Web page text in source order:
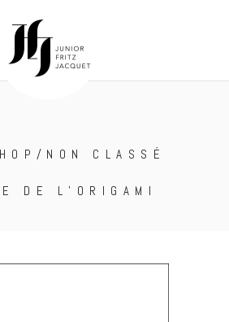
/NON CLASSÉ
DE L’ORIGAMI